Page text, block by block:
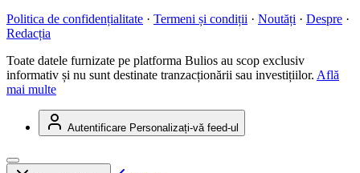
Politica de confidențialitate · Termeni și condiții · Noutăți · Despre ·
Redacția
Toate datele furnizate pe platforma Bulios au scop exclusiv
informativ și nu sunt destinate tranzacționării sau investițiilor. Află
mai multe
Autentificare Personalizați-vă feed-ul